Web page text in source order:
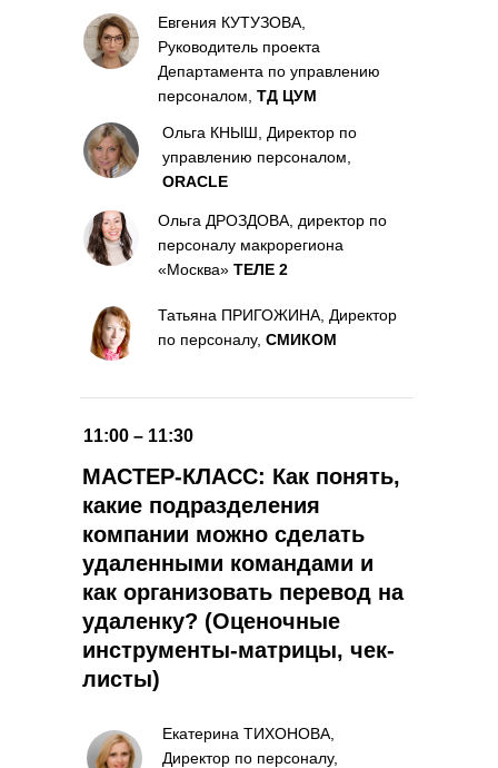
Евгения КУТУЗОВА,
Руководитель проекта
Департамента по управлению
персоналом, ТД ЦУМ
Ольга КНЫШ, Директор по
управлению персоналом,
ORACLE
МАСТЕР-КЛАСС: Как понять,
какие подразделения
компании можно сделать
удаленными командами и
как организовать перевод на
удаленку? (Оценочные
инструменты-матрицы, чек-
листы)
Екатерина ТИХОНОВА,
Директор по персоналу,
11:00 – 11:30
Ольга ДРОЗДОВА, директор по
персоналу макрорегиона
«Москва» ТЕЛЕ 2
Татьяна ПРИГОЖИНА, Директор
по персоналу, СМИКОМ